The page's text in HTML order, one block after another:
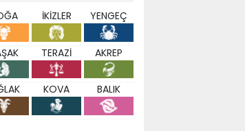
İKİZLER YENGEÇ
TERAZİ AKREP
KOVA BALIK